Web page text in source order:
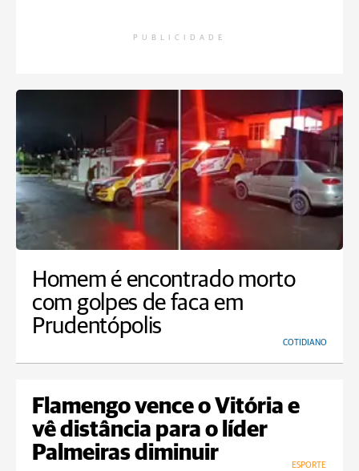
PUBLICIDADE
Homem é encontrado morto
com golpes de faca em
Prudentópolis
COTIDIANO
Flamengo vence o Vitória e
vê distância para o líder
Palmeiras diminuir
ESPORTE